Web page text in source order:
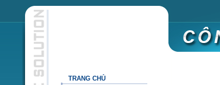
TRANG CHỦ